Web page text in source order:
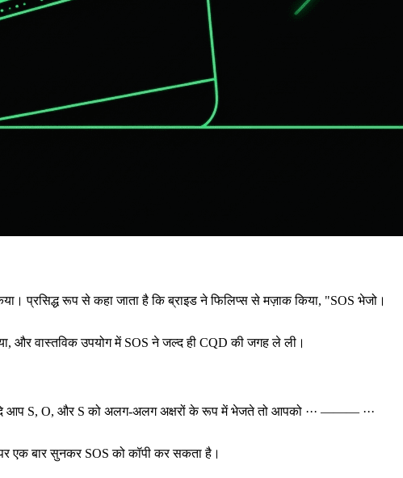
प्रसिद्ध रूप से कहा जाता है कि ब्राइड ने फिलिप्स से मज़ाक किया, "SOS भेजो।
और वास्तविक उपयोग में SOS ने जल्द ही CQD की जगह ले ली।
आप S, O, और S को अलग-अलग अक्षरों के रूप में भेजते तो आपको ··· ——— ···
एक बार सुनकर SOS को कॉपी कर सकता है।